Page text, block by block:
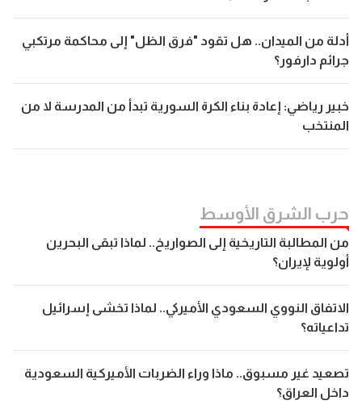
أدلة من الميدان.. هل تقود "فرق الظل" إلى محاكمة مرتكبي
جرائم دارفور؟
خبير رياضي: إعادة بناء الكرة السورية تبدأ من المدرسة لا من
المنتخب
حرب الشرق الأوسط
من المطالبة التاريخية إلى الصواريخ.. لماذا تبقى البحرين
أولوية لإيران؟
الاتفاق النووي السعودي الأميركي.. لماذا تخشى إسرائيل
تداعياته؟
تصعيد غير مسبوق.. ماذا وراء الضربات الأميركية السعودية
داخل العراق؟